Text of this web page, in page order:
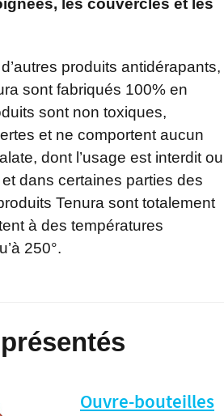
produits antidé­rapants,
sont fabriqués 100% en
sont non toxiques,
et ne comportent aucun
dont l’usage est interdit ou
dans certaines parties des
Tenura sont totalement
à des températures
250°.
Ouvre-bouteilles